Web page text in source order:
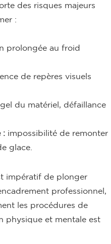
des risques majeurs
:
prolongée au froid
de repères visuels
gel du matériel, défaillance
: impossibilité de remonter
glace.
impératif de plonger
professionnel,
les procédures de
physique et mentale est